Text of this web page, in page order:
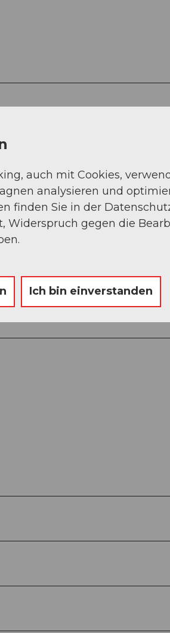
auch mit Cookies,
analysieren und
finden Sie in der
Widerspruch gegen die
Ich bin einverstanden